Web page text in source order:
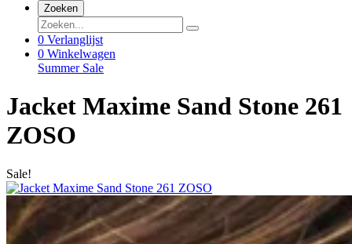
Zoeken
0 Verlanglijst
0 Winkelwagen
Summer Sale
Jacket Maxime Sand Stone 261
ZOSO
Sale!